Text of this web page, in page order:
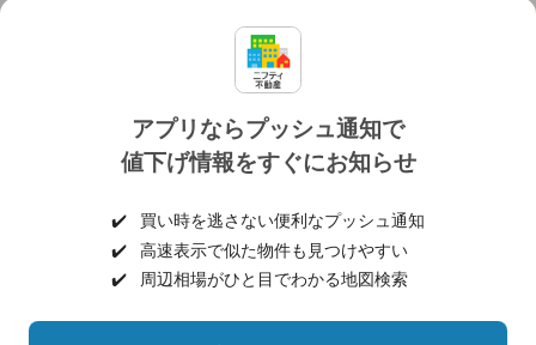
アプリならプッシュ通知で
値下げ情報をすぐにお知らせ
✔️
買い時を逃さない便利なプッシュ通知
✔️
高速表示で似た物件も見つけやすい
✔️
周辺相場がひと目でわかる地図検索
個人情報保護ポリシー 利用規約
ヘルプ・お問い合わせ 採用情報